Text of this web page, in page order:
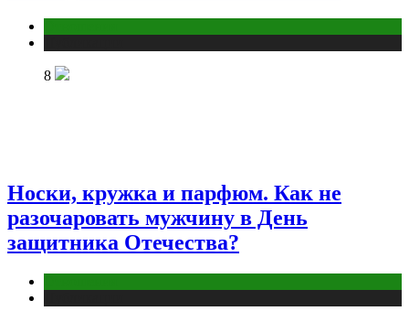
8
Носки, кружка и парфюм. Как не
разочаровать мужчину в День
защитника Отечества?